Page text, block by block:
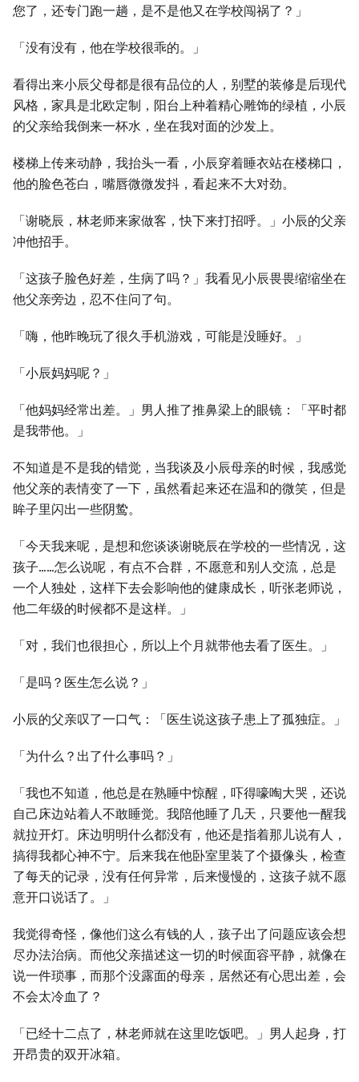
您了，还专门跑一趟，是不是他又在学校闯祸了？」
「没有没有，他在学校很乖的。」
看得出来小辰父母都是很有品位的人，别墅的装修是后现代
风格，家具是北欧定制，阳台上种着精心雕饰的绿植，小辰
的父亲给我倒来一杯水，坐在我对面的沙发上。
楼梯上传来动静，我抬头一看，小辰穿着睡衣站在楼梯口，
他的脸色苍白，嘴唇微微发抖，看起来不大对劲。
「谢晓辰，林老师来家做客，快下来打招呼。」小辰的父亲
冲他招手。
「这孩子脸色好差，生病了吗？」我看见小辰畏畏缩缩坐在
他父亲旁边，忍不住问了句。
「嗨，他昨晚玩了很久手机游戏，可能是没睡好。」
「小辰妈妈呢？」
「他妈妈经常出差。」男人推了推鼻梁上的眼镜：「平时都
是我带他。」
不知道是不是我的错觉，当我谈及小辰母亲的时候，我感觉
他父亲的表情变了一下，虽然看起来还在温和的微笑，但是
眸子里闪出一些阴鸷。
「今天我来呢，是想和您谈谈谢晓辰在学校的一些情况，这
孩子……怎么说呢，有点不合群，不愿意和别人交流，总是
一个人独处，这样下去会影响他的健康成长，听张老师说，
他二年级的时候都不是这样。」
「对，我们也很担心，所以上个月就带他去看了医生。」
「是吗？医生怎么说？」
小辰的父亲叹了一口气：「医生说这孩子患上了孤独症。」
「为什么？出了什么事吗？」
「我也不知道，他总是在熟睡中惊醒，吓得嚎啕大哭，还说
自己床边站着人不敢睡觉。我陪他睡了几天，只要他一醒我
就拉开灯。床边明明什么都没有，他还是指着那儿说有人，
搞得我都心神不宁。后来我在他卧室里装了个摄像头，检查
了每天的记录，没有任何异常，后来慢慢的，这孩子就不愿
意开口说话了。」
我觉得奇怪，像他们这么有钱的人，孩子出了问题应该会想
尽办法治病。而他父亲描述这一切的时候面容平静，就像在
说一件琐事，而那个没露面的母亲，居然还有心思出差，会
不会太冷血了？
「已经十二点了，林老师就在这里吃饭吧。」男人起身，打
开昂贵的双开冰箱。